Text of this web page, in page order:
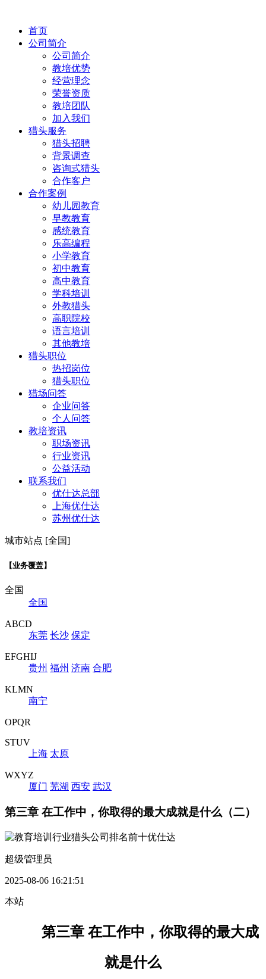
首页
公司简介
公司简介
教培优势
经营理念
荣誉资质
教培团队
加入我们
猎头服务
猎头招聘
背景调查
咨询式猎头
合作客户
合作案例
幼儿园教育
早教教育
感统教育
乐高编程
小学教育
初中教育
高中教育
学科培训
外教猎头
高职院校
语言培训
其他教培
猎头职位
热招岗位
猎头职位
猎场问答
企业问答
个人问答
教培资讯
职场资讯
行业资讯
公益活动
联系我们
优仕达总部
上海优仕达
苏州优仕达
城市站点 [全国]
【业务覆盖】
全国
全国
ABCD
东莞 长沙 保定
EFGHIJ
贵州 福州 济南 合肥
KLMN
南宁
OPQR
STUV
上海 太原
WXYZ
厦门 芜湖 西安 武汉
第三章 在工作中，你取得的最大成就是什么（二）
超级管理员
2025-08-06 16:21:51
本站
第三章 在工作中，你取得的最大成
就是什么